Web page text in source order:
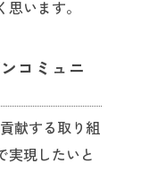
います。
コミュニ
献する取り組
実現したいと